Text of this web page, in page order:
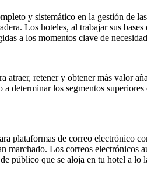
y sistemático en la gestión de
Los hoteles, al trabajar sus bases
a los momentos clave de
atraer, retener y obtener más valor
determinar los segmentos
plataformas de correo electrónico
marchado. Los correos electrónicos
público que se aloja en tu hotel a lo